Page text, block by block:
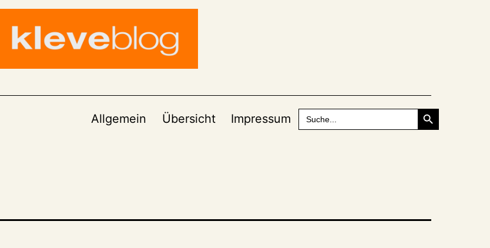
Allgemein Übersicht Impressum
Search
for:
Search Button